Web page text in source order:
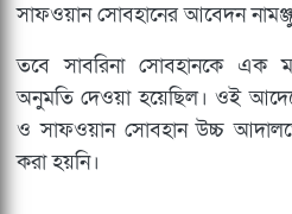
সাফওয়ান সোবহানের আবেদন
তবে সাবরিনা সোবহানকে এক
অনুমতি দেওয়া হয়েছিল। ওই
ও সাফওয়ান সোবহান উচ্চ
করা হয়নি।